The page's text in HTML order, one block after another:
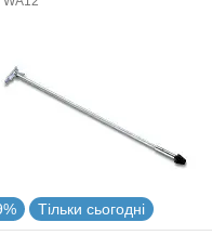
Тільки сьогодні